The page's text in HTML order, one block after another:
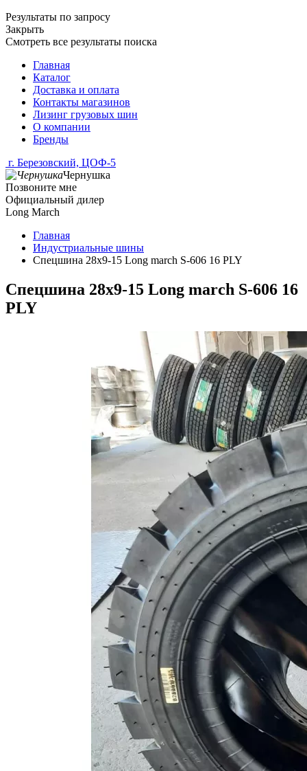
Результаты по запросу
Закрыть
Смотреть все результаты поиска
Главная
Каталог
Доставка и оплата
Контакты магазинов
Лизинг грузовых шин
О компании
Бренды
г. Березовский, ЦОФ-5
Чернушка
Позвоните мне
Официальный дилер
Long March
Главная
Индустриальные шины
Спецшина 28х9-15 Long march S-606 16 PLY
Спецшина 28х9-15 Long march S-606 16
PLY